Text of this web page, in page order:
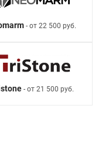
- от 22 500 руб.
- от 21 500 руб.